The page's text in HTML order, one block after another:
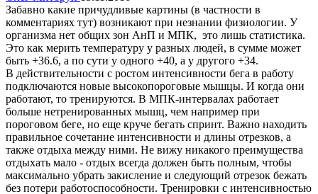
Забавно какие причудливые картины (в частности в
комментариях тут) возникают при незнании физиологии. У
организма нет общих зон АнП и МПК, это лишь статистика.
Это как мерить температуру у разных людей, в сумме может
быть +36.6, а по сути у одного +40, а у другого +34.
В действительности с ростом интенсивности бега в работу
подключаются новые высокопороговые мышцы. И когда они
работают, то тренируются. В МПК-интервалах работает
больше нетренированных мышц, чем например при
пороговом беге, но еще круче бегать спринт. Важно находить
правильное сочетание интенсивности и длины отрезков, а
также отдыха между ними. Не вижу никакого преимущества
отдыхать мало - отдых всегда должен быть полным, чтобы
максимально убрать закисление и следующий отрезок бежать
без потери работоспособности. Тренировки с интенсивностью